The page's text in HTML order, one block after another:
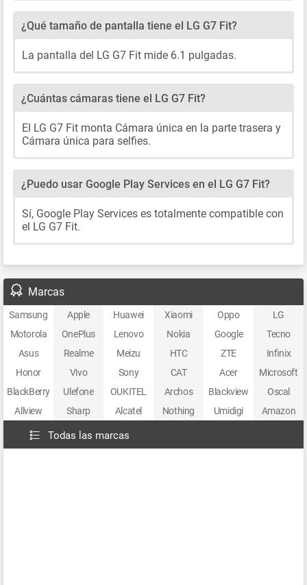
¿Qué tamaño de pantalla tiene el LG G7 Fit?
La pantalla del LG G7 Fit mide 6.1 pulgadas.
¿Cuántas cámaras tiene el LG G7 Fit?
El LG G7 Fit monta Cámara única en la parte trasera y
Cámara única para selfies.
¿Puedo usar Google Play Services en el LG G7 Fit?
Sí, Google Play Services es totalmente compatible con
el LG G7 Fit.
Marcas
Samsung Apple Huawei Xiaomi Oppo
LG
Motorola
OnePlus Lenovo Nokia Google
Tecno
Asus
Realme Meizu HTC ZTE
Infinix
Honor
Vivo Sony CAT Acer
Microsoft
BlackBerry
Ulefone OUKITEL Archos Blackview
Oscal
Allview
Sharp Alcatel Nothing Umidigi Amazon
Todas las marcas